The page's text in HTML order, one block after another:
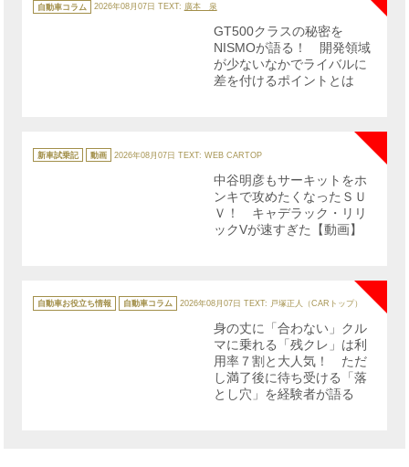
テ
ゴ
自動車コラム 2026年08月07日 TEXT: 廣本 泉
GT500クラスの秘密を
NISMOが語る！ 開発領域
が少ないなかでライバルに
差を付けるポイントとは
テ
ゴ
新車試乗記 動画 2026年08月07日 TEXT: WEB CARTOP
中谷明彦もサーキットをホ
ンキで攻めたくなったＳＵ
Ｖ！ キャデラック・リリ
ックVが速すぎた【動画】
テ
ゴ
自動車お役立ち情報 自動車コラム 2026年08月07日 TEXT: 戸塚正人（CARトップ）
身の丈に「合わない」クル
マに乗れる「残クレ」は利
用率７割と大人気！ ただ
し満了後に待ち受ける「落
とし穴」を経験者が語る